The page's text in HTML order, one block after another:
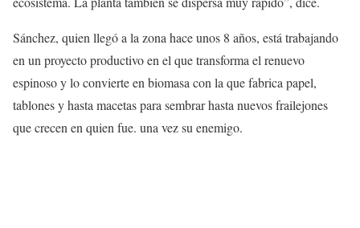
Sánchez, quien llegó a la zona hace unos 8 años, está trabajando
en un proyecto productivo en el que transforma el renuevo
espinoso y lo convierte en biomasa con la que fabrica papel,
tablones y hasta macetas para sembrar hasta nuevos frailejones
que crecen en quien fue. una vez su enemigo.